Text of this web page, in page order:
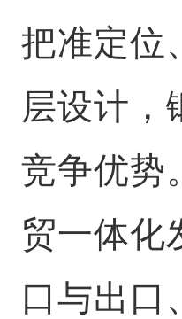
把准定位
层设计，
竞争优势
贸一体化
口与出口